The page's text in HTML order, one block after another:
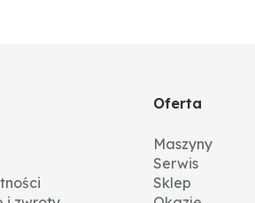
Oferta
Maszyny
Serwis
Sklep